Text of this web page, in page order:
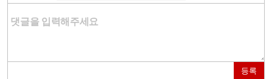
등록